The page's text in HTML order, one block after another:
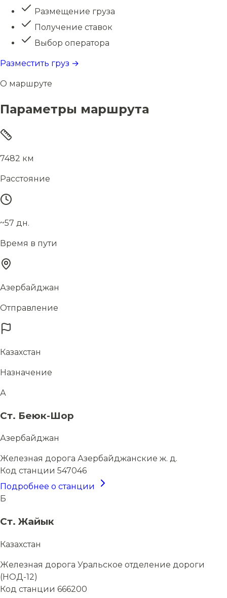
Размещение груза
Получение ставок
Выбор оператора
Разместить груз →
О маршруте
Параметры маршрута
7482 км
Расстояние
~57 дн.
Время в пути
Азербайджан
Отправление
Казахстан
Назначение
А
Ст. Беюк-Шор
Азербайджан
Железная дорога Азербайджанские ж. д.
Код станции 547046
Подробнее о станции
Б
Ст. Жайык
Казахстан
Железная дорога Уральское отделение дороги
(НОД-12)
Код станции 666200